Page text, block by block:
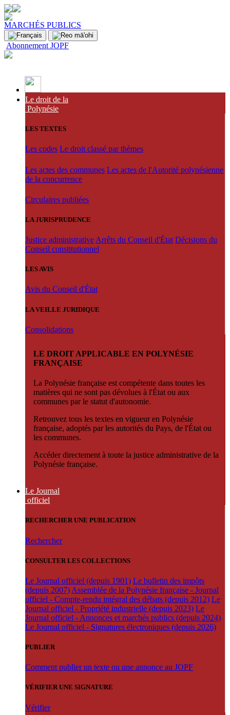
MARCHÉS PUBLICS
Abonnement JOPF
Le droit de la
Polynésie
LES TEXTES
Les codes Le droit classé par thèmes
Les actes des communes Les actes de l'Autorité polynésienne
de la concurrence
Circulaires publiées
LA JURISPRUDENCE
Justice administrative Arrêts du Conseil d'État Décisions du
Conseil constitutionnel
LES AVIS
Avis du Conseil d'État
LA VEILLE JURIDIQUE
Consolidations
LE DROIT APPLICABLE EN POLYNÉSIE
FRANÇAISE
La Polynésie française est compétente dans toutes les
matières qui ne sont pas dévolues à l'État ou aux
communes par le statut d'autonomie.
Retrouvez tous les textes en vigueur en Polynésie
française, adoptés par les autorités du Pays, de l'État ou
les communes.
Accéder directement à toute la justice administrative de la
Polynésie française.
Le Journal
officiel
RECHERCHER UNE PUBLICATION
Rechercher
CONSULTER LES COLLECTIONS
Le Journal officiel (depuis 1901) Le bulletin des impôts
(depuis 2007) Assemblée de la Polynésie française - Journal
officiel - Compte-rendu intégral des débats (depuis 2012) Le
Journal officiel - Propriété industrielle (depuis 2023) Le
Journal officiel - Annonces et marchés publics (depuis 2024)
Le Journal officiel - Signatures électroniques (depuis 2026)
PUBLIER
Comment publier un texte ou une annonce au JOPF
VÉRIFIER UNE SIGNATURE
Vérifier